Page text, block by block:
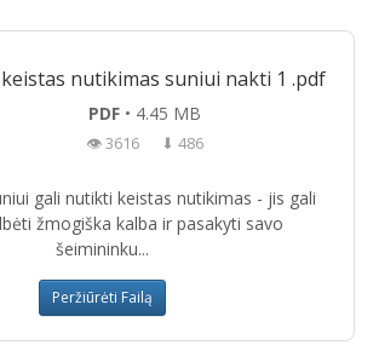
nutikimas suniui nakti 1 .pdf
PDF• 4.45 MB
👁 3616 ⬇ 486
gali nutikti keistas nutikimas - jis gali
žmogiška kalba ir pasakyti savo
šeimininku...
Peržiūrėti Failą